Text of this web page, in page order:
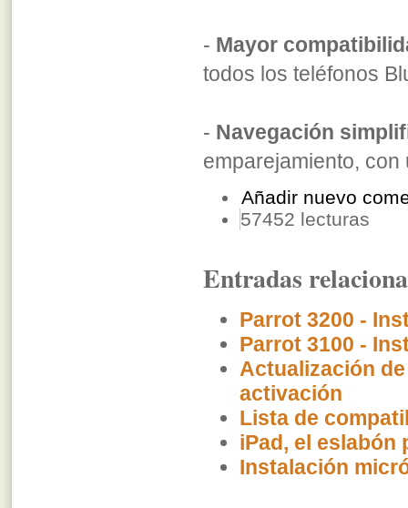
- Mayor
todos los teléfonos
- Navegación
emparejamiento,
Añadir nuevo
57452 lecturas
Entradas
Parrot 3200 -
Parrot 3100 -
Actualización
activación
Lista de
iPad, el eslabón
Instalación